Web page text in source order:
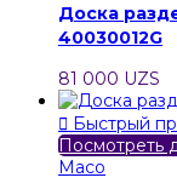
Доска
40030012G
81 000 UZS
 Быстрый
Посмотреть
Maco